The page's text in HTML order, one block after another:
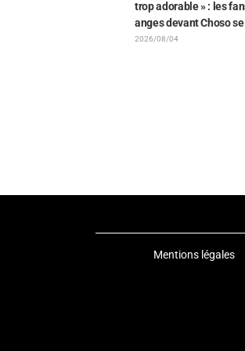
trop adorable » : les
anges devant Choso se
rapprochant de Yūji
2026/08/04
Mentions légales